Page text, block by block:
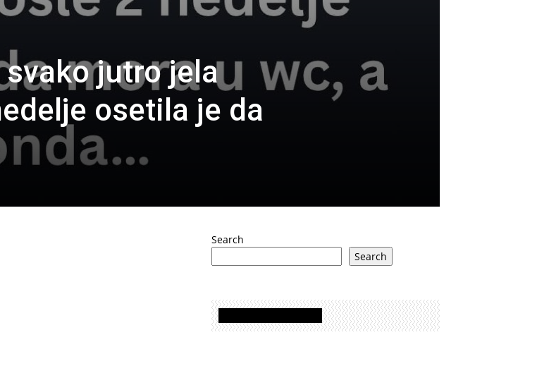
jutro jela
osetila je da
Search
Search